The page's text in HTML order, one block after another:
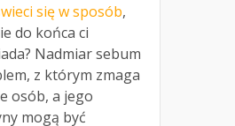
się w sposób,
do końca ci
Nadmiar sebum
z którym zmaga
osób, a jego
mogą być